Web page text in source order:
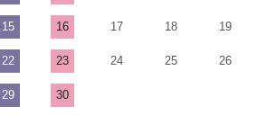
15 16 17 18 19
22 23 24 25 26
29 30